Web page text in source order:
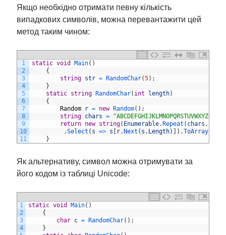
Якщо необхідно отримати певну кількість
випадкових символів, можна перевантажити цей
метод таким чином:
1
2
3
4
5
6
7
8
9
10
11
static void Main( )
{
string str = RandomChar(5) ;
}
static string RandomChar( int length)
{
Random
r = new Random( ) ;
string chars =
return new string( Enumerable. Repeat ( chars ,
.Select ( s => s r. Next ( s . Length) ) .ToArray
}
Як альтернативу, символ можна отримувати за
його кодом із таблиці Unicode:
1
2
3
4
static void Main( )
{
char c = RandomChar( ) ;
}